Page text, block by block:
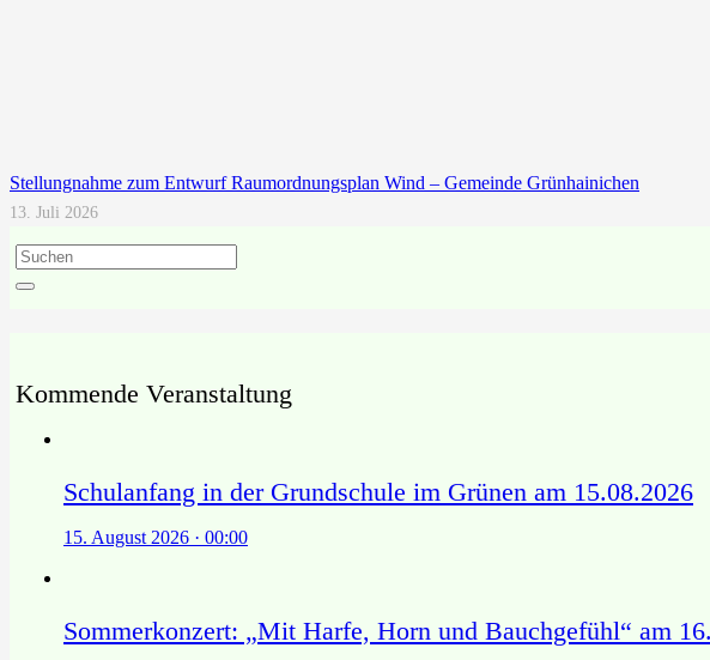
Stellungnahme zum Entwurf Raumordnungsplan Wind – Gemeinde Grünhainichen
13. Juli 2026
Kommende Veranstaltung
Schulanfang in der Grundschule im Grünen am 15.08.2026
15. August 2026 · 00:00
Sommerkonzert: „Mit Harfe, Horn und Bauchgefühl“ am